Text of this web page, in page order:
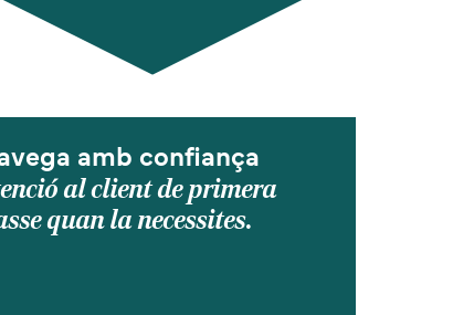
amb confiança
al client de primera
quan la necessites.